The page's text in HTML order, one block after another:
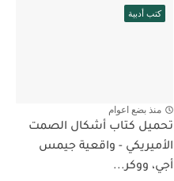
كتب أدبية
منذ بضع اعوام
تحميل كتاب أشكال الصمت
الأميريكي - واقعية جيمس
أجي، ووكر...